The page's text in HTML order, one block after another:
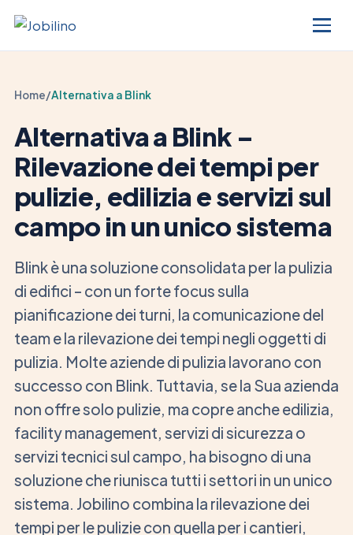
Home/Alternativa a Blink
Alternativa a Blink –
Rilevazione dei tempi per
pulizie, edilizia e servizi sul
campo in un unico sistema
Blink è una soluzione consolidata per la pulizia
di edifici – con un forte focus sulla
pianificazione dei turni, la comunicazione del
team e la rilevazione dei tempi negli oggetti di
pulizia. Molte aziende di pulizia lavorano con
successo con Blink. Tuttavia, se la Sua azienda
non offre solo pulizie, ma copre anche edilizia,
facility management, servizi di sicurezza o
servizi tecnici sul campo, ha bisogno di una
soluzione che riunisca tutti i settori in un unico
sistema. Jobilino combina la rilevazione dei
tempi per le pulizie con quella per i cantieri,